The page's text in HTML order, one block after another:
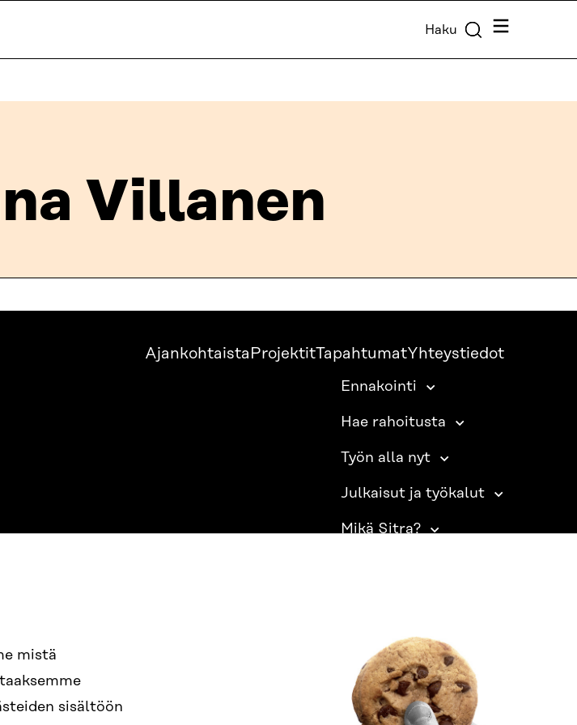
mistä
sisältöön
Haku Valikko
Villanen
Ajankohtaista ProjektitTapahtumatYhteystiedot
Ennakointi
Hae rahoitusta
Työn alla nyt
Julkaisut ja työkalut
Mikä Sitra?
SITRA SOSIAALISESSA MEDIASSA